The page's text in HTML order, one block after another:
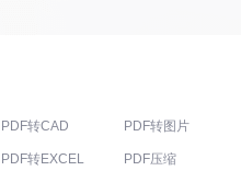
PDF转CAD PDF转图片
PDF转EXCEL PDF压缩